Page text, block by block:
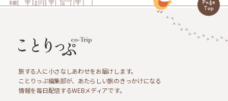
旅する人に小さなしあわせをお届けします。
ことりっぷ編集部が、あたらしい旅のきっかけになる
情報を毎日配信するWEBメディアです。